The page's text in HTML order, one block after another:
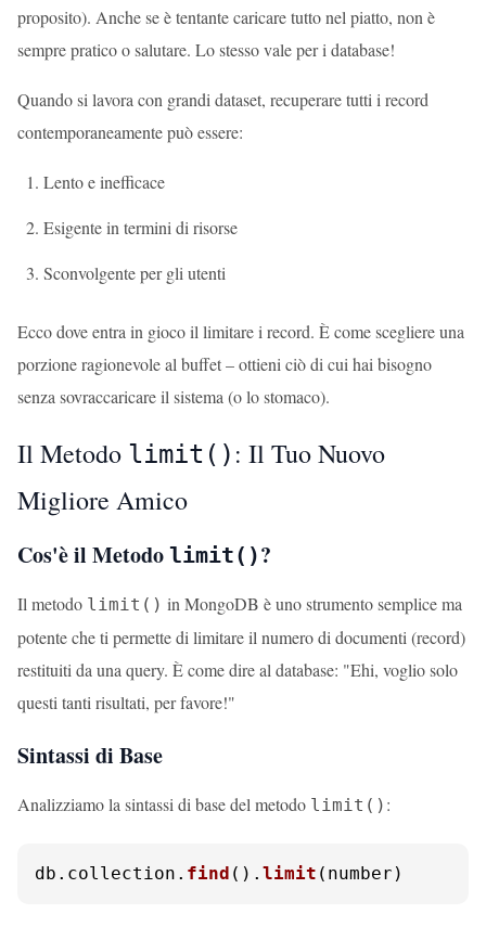
proposito). Anche se è tentante caricare tutto nel piatto, non è
sempre pratico o salutare. Lo stesso vale per i database!
Quando si lavora con grandi dataset, recuperare tutti i record
contemporaneamente può essere:
Lento e inefficace
Esigente in termini di risorse
Sconvolgente per gli utenti
Ecco dove entra in gioco il limitare i record. È come scegliere una
porzione ragionevole al buffet – ottieni ciò di cui hai bisogno
senza sovraccaricare il sistema (o lo stomaco).
Il Metodo limit() : Il Tuo Nuovo
Migliore Amico
Cos'è il Metodo limit()?
Il metodo limit() in MongoDB è uno strumento semplice ma
potente che ti permette di limitare il numero di documenti (record)
restituiti da una query. È come dire al database: "Ehi, voglio solo
questi tanti risultati, per favore!"
Sintassi di Base
Analizziamo la sintassi di base del metodo limit() :
db. collection . find (). limit (number)